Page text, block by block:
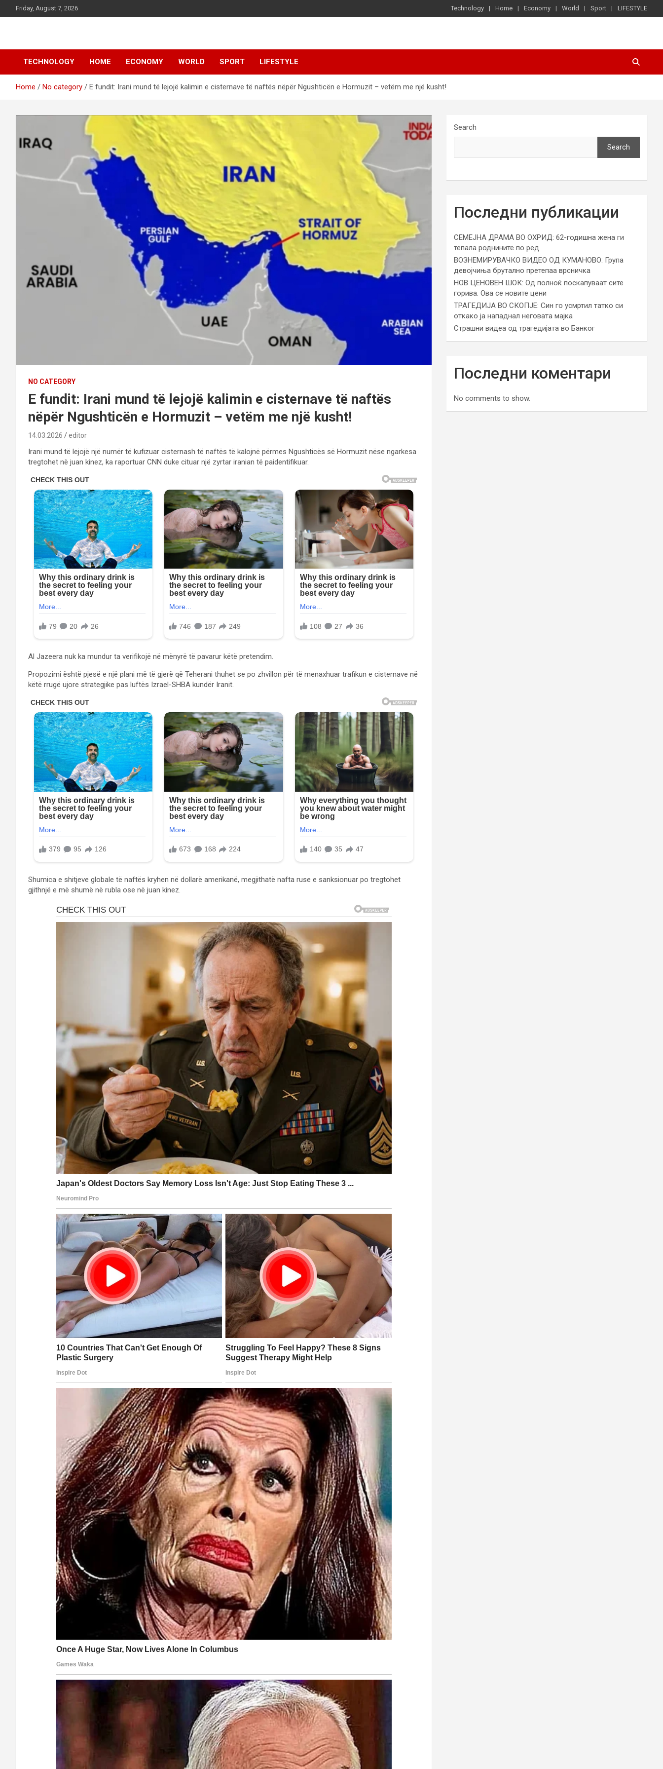
to
Friday, August 7, 2026 Technology Home Economy World Sport LIFESTYLE
d7-news.com
TECHNOLOGY HOME ECONOMY WORLD SPORT LIFESTYLE
Home No category E fundit: Irani mund të lejojë kalimin e cisternave të naftës nëpër Ngushticën e Hormuzit – vetëm me një kusht!
NO CATEGORY
E fundit: Irani mund të lejojë kalimin e cisternave të naftës
nëpër Ngushticën e Hormuzit – vetëm me një kusht!
14.03.2026 editor
Irani mund të lejojë një numër të kufizuar cisternash të naftës të kalojnë përmes Ngushticës së Hormuzit nëse ngarkesa
tregtohet në juan kinez, ka raportuar CNN duke cituar një zyrtar iranian të paidentifikuar.
Al Jazeera nuk ka mundur ta verifikojë në mënyrë të pavarur këtë pretendim.
Propozimi është pjesë e një plani më të gjerë që Teherani thuhet se po zhvillon për të menaxhuar trafikun e cisternave në
këtë rrugë ujore strategjike pas luftës Izrael-SHBA kundër Iranit.
Shumica e shitjeve globale të naftës kryhen në dollarë amerikanë, megjithatë nafta ruse e sanksionuar po tregtohet
gjithnjë e më shumë në rubla ose në juan kinez.
Search
Search
Последни публикации
СЕМЕЈНА ДРАМА ВО ОХРИД: 62-годишна жена ги
тепала роднините по ред
ВОЗНЕМИРУВАЧКО ВИДЕО ОД КУМАНОВО: Група
девојчиња брутално претепаа врсничка
НОВ ЦЕНОВЕН ШОК: Од полноќ поскапуваат сите
горива. Ова се новите цени
ТРАГЕДИЈА ВО СКОПЈЕ: Син го усмртил татко си
откако ја нападнал неговата мајка
Страшни видеа од трагедијата во Банког
Последни коментари
No comments to show.